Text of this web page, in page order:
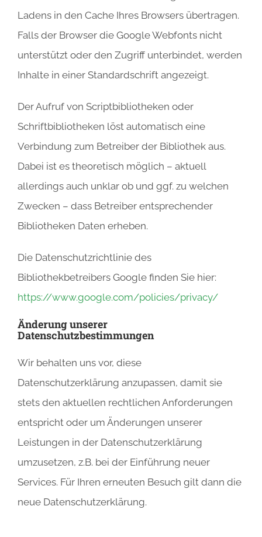
Ladens in den Cache Ihres Browsers übertragen.
Falls der Browser die Google Webfonts nicht
unterstützt oder den Zugriff unterbindet, werden
Inhalte in einer Standardschrift angezeigt.
Der Aufruf von Scriptbibliotheken oder
Schriftbibliotheken löst automatisch eine
Verbindung zum Betreiber der Bibliothek aus.
Dabei ist es theoretisch möglich – aktuell
allerdings auch unklar ob und ggf. zu welchen
Zwecken – dass Betreiber entsprechender
Bibliotheken Daten erheben.
Die Datenschutzrichtlinie des
Bibliothekbetreibers Google finden Sie hier:
https://www.google.com/policies/privacy/
Änderung unserer
Datenschutzbestimmungen
Wir behalten uns vor, diese
Datenschutzerklärung anzupassen, damit sie
stets den aktuellen rechtlichen Anforderungen
entspricht oder um Änderungen unserer
Leistungen in der Datenschutzerklärung
umzusetzen, z.B. bei der Einführung neuer
Services. Für Ihren erneuten Besuch gilt dann die
neue Datenschutzerklärung.